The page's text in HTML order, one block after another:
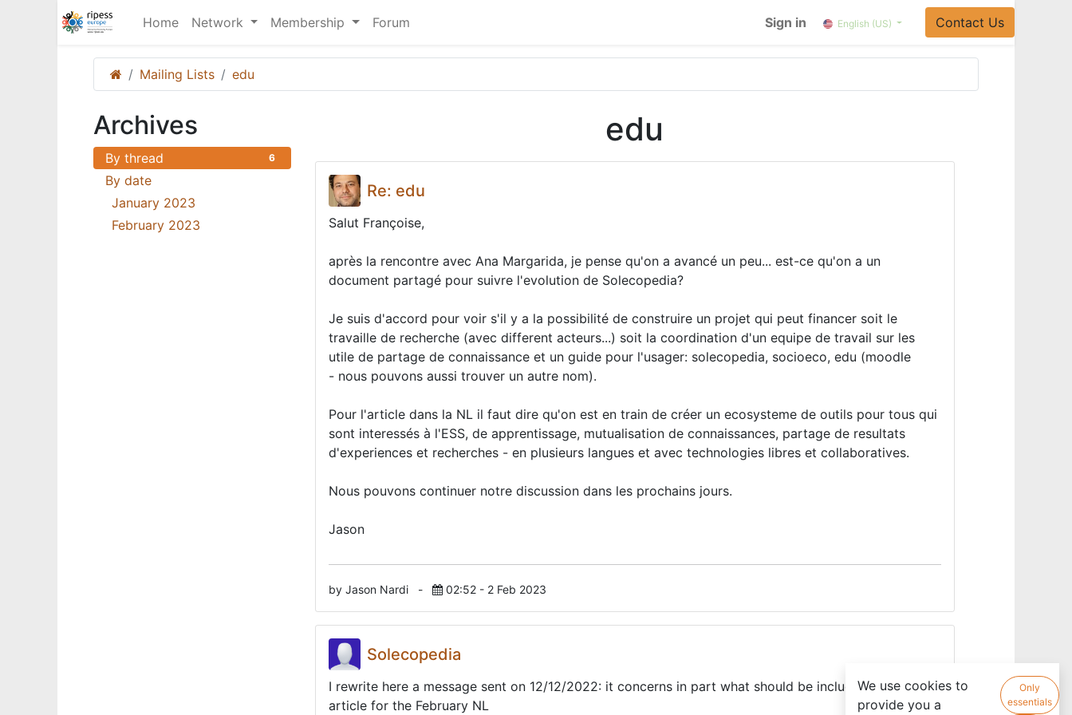
Home Network Membership Forum Sign in English (US) Contact Us​​
Mailing Lists edu
Archives
By thread 6
By date
January 2023
February 2023
edu
Re: edu
Salut Françoise,
après la rencontre avec Ana Margarida, je pense qu'on a avancé un peu... est-ce qu'on a un
document partagé pour suivre l'evolution de Solecopedia?
Je suis d'accord pour voir s'il y a la possibilité de construire un projet qui peut financer soit le
travaille de recherche (avec different acteurs...) soit la coordination d'un equipe de travail sur les
utile de partage de connaissance et un guide pour l'usager: solecopedia, socioeco, edu (moodle
- nous pouvons aussi trouver un autre nom).
Pour l'article dans la NL il faut dire qu'on est en train de créer un ecosysteme de outils pour tous qui
sont interessés à l'ESS, de apprentissage, mutualisation de connaissances, partage de resultats
d'experiences et recherches - en plusieurs langues et avec technologies libres et collaboratives.
Nous pouvons continuer notre discussion dans les prochains jours.
Jason
by Jason Nardi - 02:52 - 2 Feb 2023
Solecopedia
I rewrite here a message sent on 12/12/2022: it concerns in part what should be included in the
article for the February NL
We use cookies to
provide you a
Only
essentials